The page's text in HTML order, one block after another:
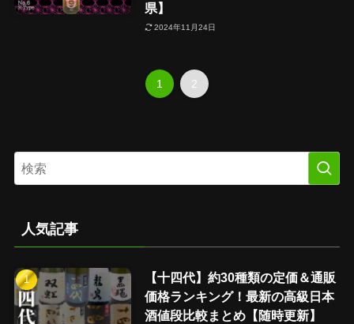
県】
2024年11月24日
1 2
人気記事
【十四代】約30種類の定価＆通販
価格ランキング！最新の高級日本
酒値段比較まとめ【随時更新】